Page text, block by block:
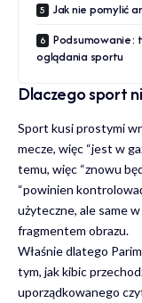
Jak nie pomylić
Podsumowanie:
oglądania sportu
Dlaczego sport
Sport kusi prostymi
mecze, więc “jest w
temu, więc “znowu
“powinien
użyteczne, ale same
fragmentem obrazu.
Właśnie dlatego
tym, jak kibic
uporządkowanego